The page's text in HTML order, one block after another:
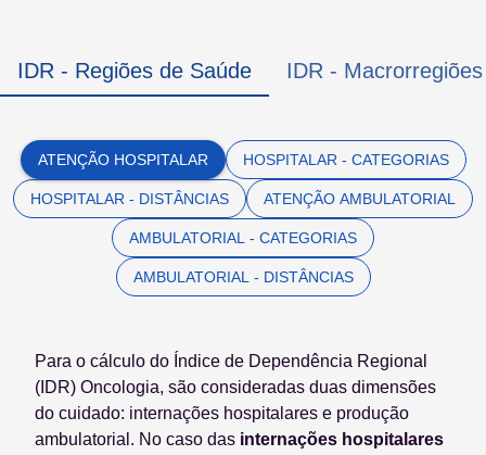
IDR - Regiões de Saúde IDR -
ATENÇÃO HOSPITALAR HOSPITALAR - CATEGORIAS
HOSPITALAR - DISTÂNCIAS ATENÇÃO AMBULATORIAL
AMBULATORIAL - CATEGORIAS
AMBULATORIAL - DISTÂNCIAS
Para o cálculo do Índice de Dependência Regional
(IDR) Oncologia, são consideradas duas dimensões
do cuidado: internações hospitalares e produção
ambulatorial. No caso das internações hospitalares